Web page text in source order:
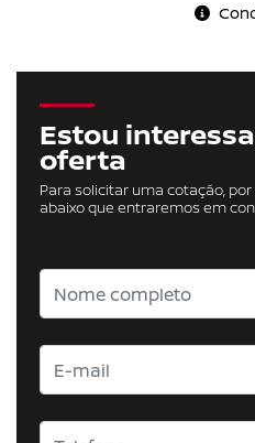
Estou
oferta
Para solicitar uma cotação,
abaixo que entraremos em